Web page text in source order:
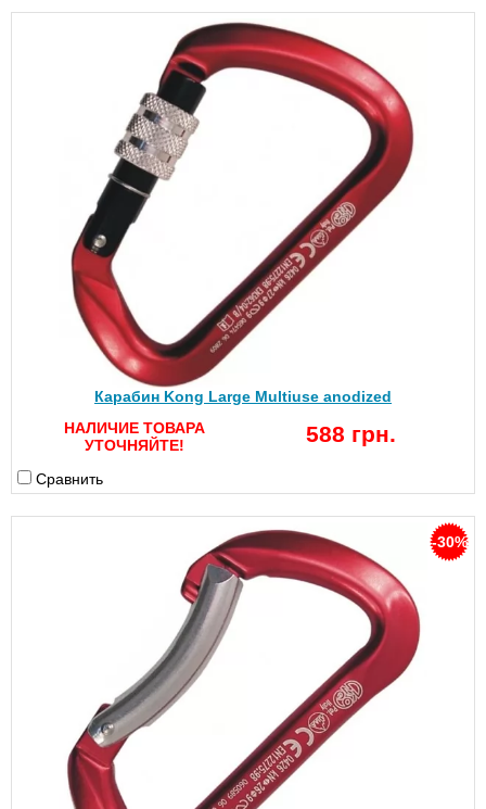
Карабин Kong Large Multiuse anodized
НАЛИЧИЕ ТОВАРА
УТОЧНЯЙТЕ!
588 грн.
Сравнить
-30%